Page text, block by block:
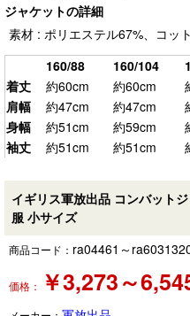
ジャケットの詳細
素材 : ポリエステル67%、コッ
160/88
160/104
着丈
約60cm 約60cm
肩幅
約47cm 約47cm
身幅
約51cm 約59cm
袖丈
約51cm 約51cm
イギリス軍放出品 コンバット
服 小サイズ
商品コード： ra04461～
価格： ￥3,273～